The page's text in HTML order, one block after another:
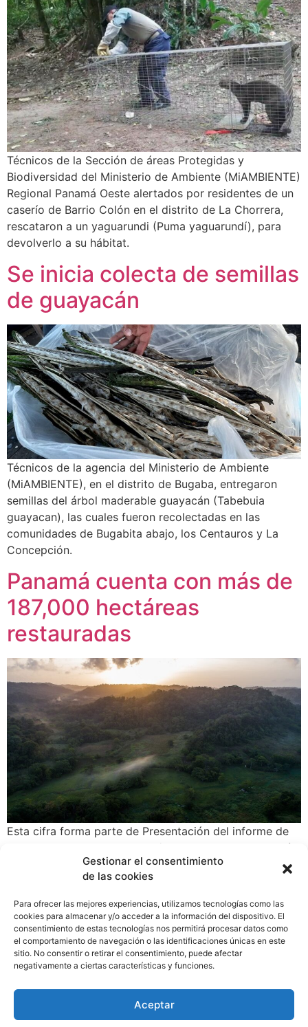
Gestionar el consentimiento
de las cookies
Para ofrecer las mejores experiencias, utilizamos tecnologías como las
cookies para almacenar y/o acceder a la información del dispositivo. El
consentimiento de estas tecnologías nos permitirá procesar datos como
el comportamiento de navegación o las identificaciones únicas en este
sitio. No consentir o retirar el consentimiento, puede afectar
negativamente a ciertas características y funciones.
Aceptar
Técnicos de la Sección de áreas Protegidas y
Biodiversidad del Ministerio de Ambiente (MiAMBIENTE)
Regional Panamá Oeste alertados por residentes de un
caserío de Barrio Colón en el distrito de La Chorrera,
rescataron a un yaguarundi (Puma yaguarundí), para
devolverlo a su hábitat.
Se inicia colecta de semillas
de guayacán
Técnicos de la agencia del Ministerio de Ambiente
(MiAMBIENTE), en el distrito de Bugaba, entregaron
semillas del árbol maderable guayacán (Tabebuia
guayacan), las cuales fueron recolectadas en las
comunidades de Bugabita abajo, los Centauros y La
Concepción.
Panamá cuenta con más de
187,000 hectáreas
restauradas
Esta cifra forma parte de Presentación del informe de
cumplimiento del PNRF-2021/2022, en el marco del Día
Internacional de los Bosques. A un año de la puesta en
marcha del Programa Nacional de Restauración forestal,
el Ministerio de Ambiente se complace en anunciar que
Panamá cuenta con 187,657.08 hectáreas restauradas,
logro clave para seguir impulsando una estrategia de
desarrollo económico y así encaminar al país en lograr
la meta nacional a largo plazo de carbono neutralidad